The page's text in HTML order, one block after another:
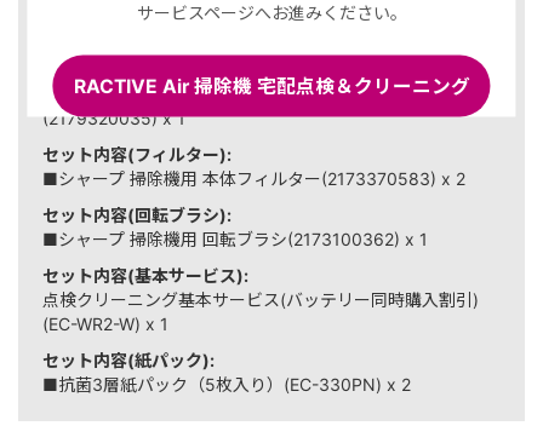
セット内容(バッテリー大容量):
■シャープ 交換用バッテリー（リチウムイオン電池）
(2179320035) x 1
セット内容(フィルター):
■シャープ 掃除機用 本体フィルター(2173370583) x 2
セット内容(回転ブラシ):
■シャープ 掃除機用 回転ブラシ(2173100362) x 1
セット内容(基本サービス):
点検クリーニング基本サービス(バッテリー同時購入割引)
(EC-WR2-W) x 1
セット内容(紙パック):
■抗菌3層紙パック（5枚入り）(EC-330PN) x 2
サービスページへお進みください。
RACTIVE Air 掃除機 宅配点検＆クリーニング